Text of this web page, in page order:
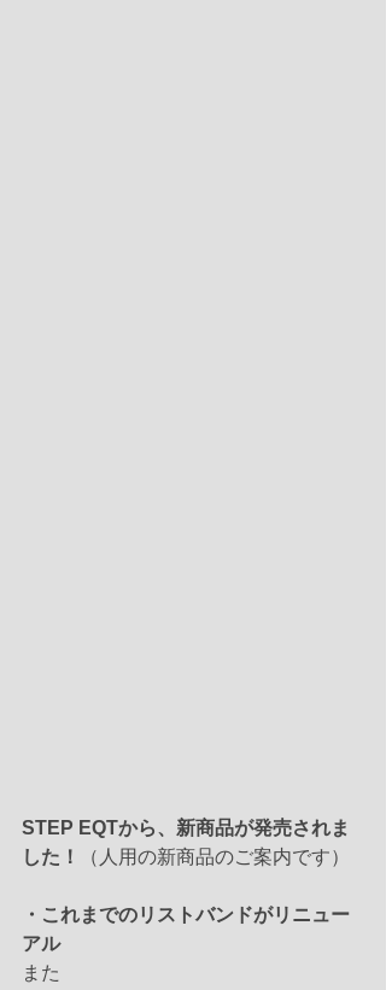
STEP EQTから、新商品が発売されま
した！
（人用の新商品のご案内です）
・これまでのリストバンドがリニュー
アル
また